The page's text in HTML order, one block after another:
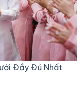
Đầy Đủ Nhất